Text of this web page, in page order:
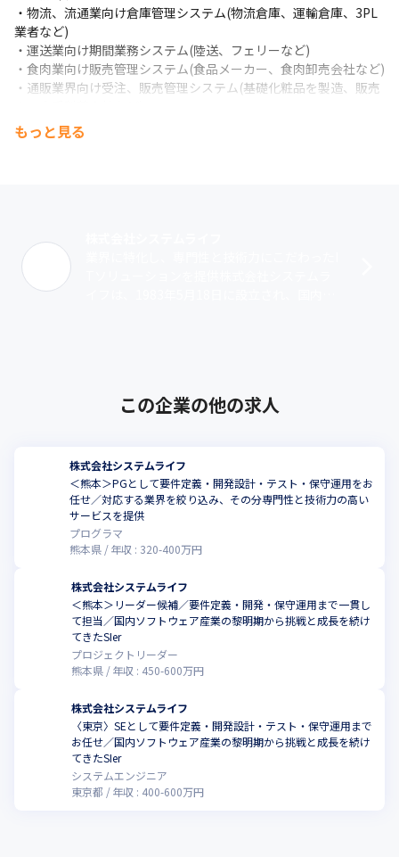
・物流、流通業向け倉庫管理システム(物流倉庫、運輸倉庫、3PL
業者など)
・運送業向け期間業務システム(陸送、フェリーなど)
・食肉業向け販売管理システム(食品メーカー、食肉卸売会社など)
・通販業界向け受注、販売管理システム(基礎化粧品を製造、販売
・航空会社向け予約システム、顧客管理システム(中小航空会社)
もっと見る
この企業の他の求人
株式会社システムライフ
＜熊本＞PGとして要件定義・開発設計・テスト・保守運用をお
任せ／対応する業界を絞り込み、その分専門性と技術力の高い
サービスを提供
プログラマ
熊本県
年収 : 320-400万円
株式会社システムライフ
＜熊本＞リーダー候補／要件定義・開発・保守運用まで一貫し
て担当／国内ソフトウェア産業の黎明期から挑戦と成長を続け
てきたSIer
プロジェクトリーダー
熊本県
年収 : 450-600万円
株式会社システムライフ
〈東京〉SEとして要件定義・開発設計・テスト・保守運用まで
お任せ／国内ソフトウェア産業の黎明期から挑戦と成長を続け
てきたSIer
システムエンジニア
東京都
年収 : 400-600万円